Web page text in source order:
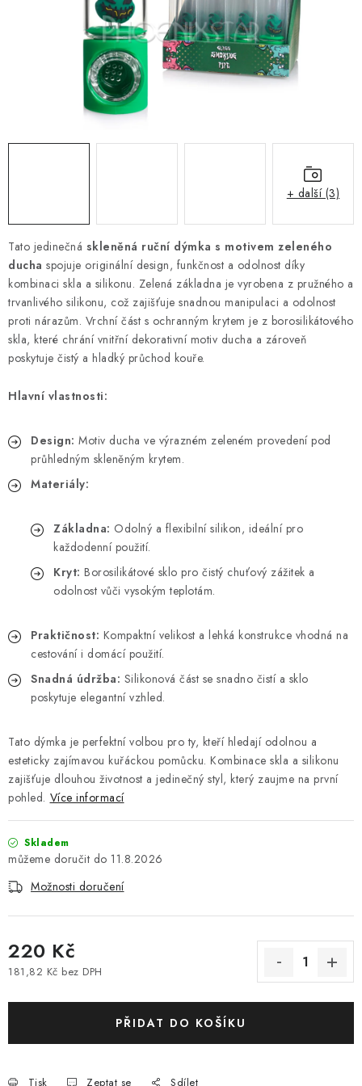
Kamenný obchod Hodnocení obchodu
Doprava & Platba
Moje objednávka
Tato jedinečná skleněná ruční dýmka s motivem zeleného
ducha spojuje originální design, funkčnost a odolnost díky
kombinaci skla a silikonu. Zelená základna je vyrobena z pružného a
trvanlivého silikonu, což zajišťuje snadnou manipulaci a odolnost
proti nárazům. Vrchní část s ochranným krytem je z borosilikátového
skla, které chrání vnitřní dekorativní motiv ducha a zároveň
poskytuje čistý a hladký průchod kouře.
Hlavní vlastnosti:
Design: Motiv ducha ve výrazném zeleném provedení pod
průhledným skleněným krytem.
Materiály:
Základna: Odolný a flexibilní silikon, ideální pro
každodenní použití.
Kryt: Borosilikátové sklo pro čistý chuťový zážitek a
odolnost vůči vysokým teplotám.
Praktičnost: Kompaktní velikost a lehká konstrukce vhodná na
cestování i domácí použití.
Snadná údržba: Silikonová část se snadno čistí a sklo
poskytuje elegantní vzhled.
Tato dýmka je perfektní volbou pro ty, kteří hledají odolnou a
esteticky zajímavou kuřáckou pomůcku. Kombinace skla a silikonu
zajišťuje dlouhou životnost a jedinečný styl, který zaujme na první
pohled. Více informací
Skladem
11.8.2026
Možnosti doručení
220 Kč
181,82 Kč bez DPH
PŘIDAT DO KOŠÍKU
Tisk Zeptat se Sdílet
+ další (3)